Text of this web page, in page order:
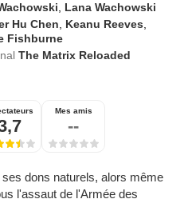
Lana Wachowski
Hu Chen Keanu Reeves
Fishburne
The Matrix Reloaded
Mes amis
--
dons naturels, alors même
l'assaut de l'Armée des